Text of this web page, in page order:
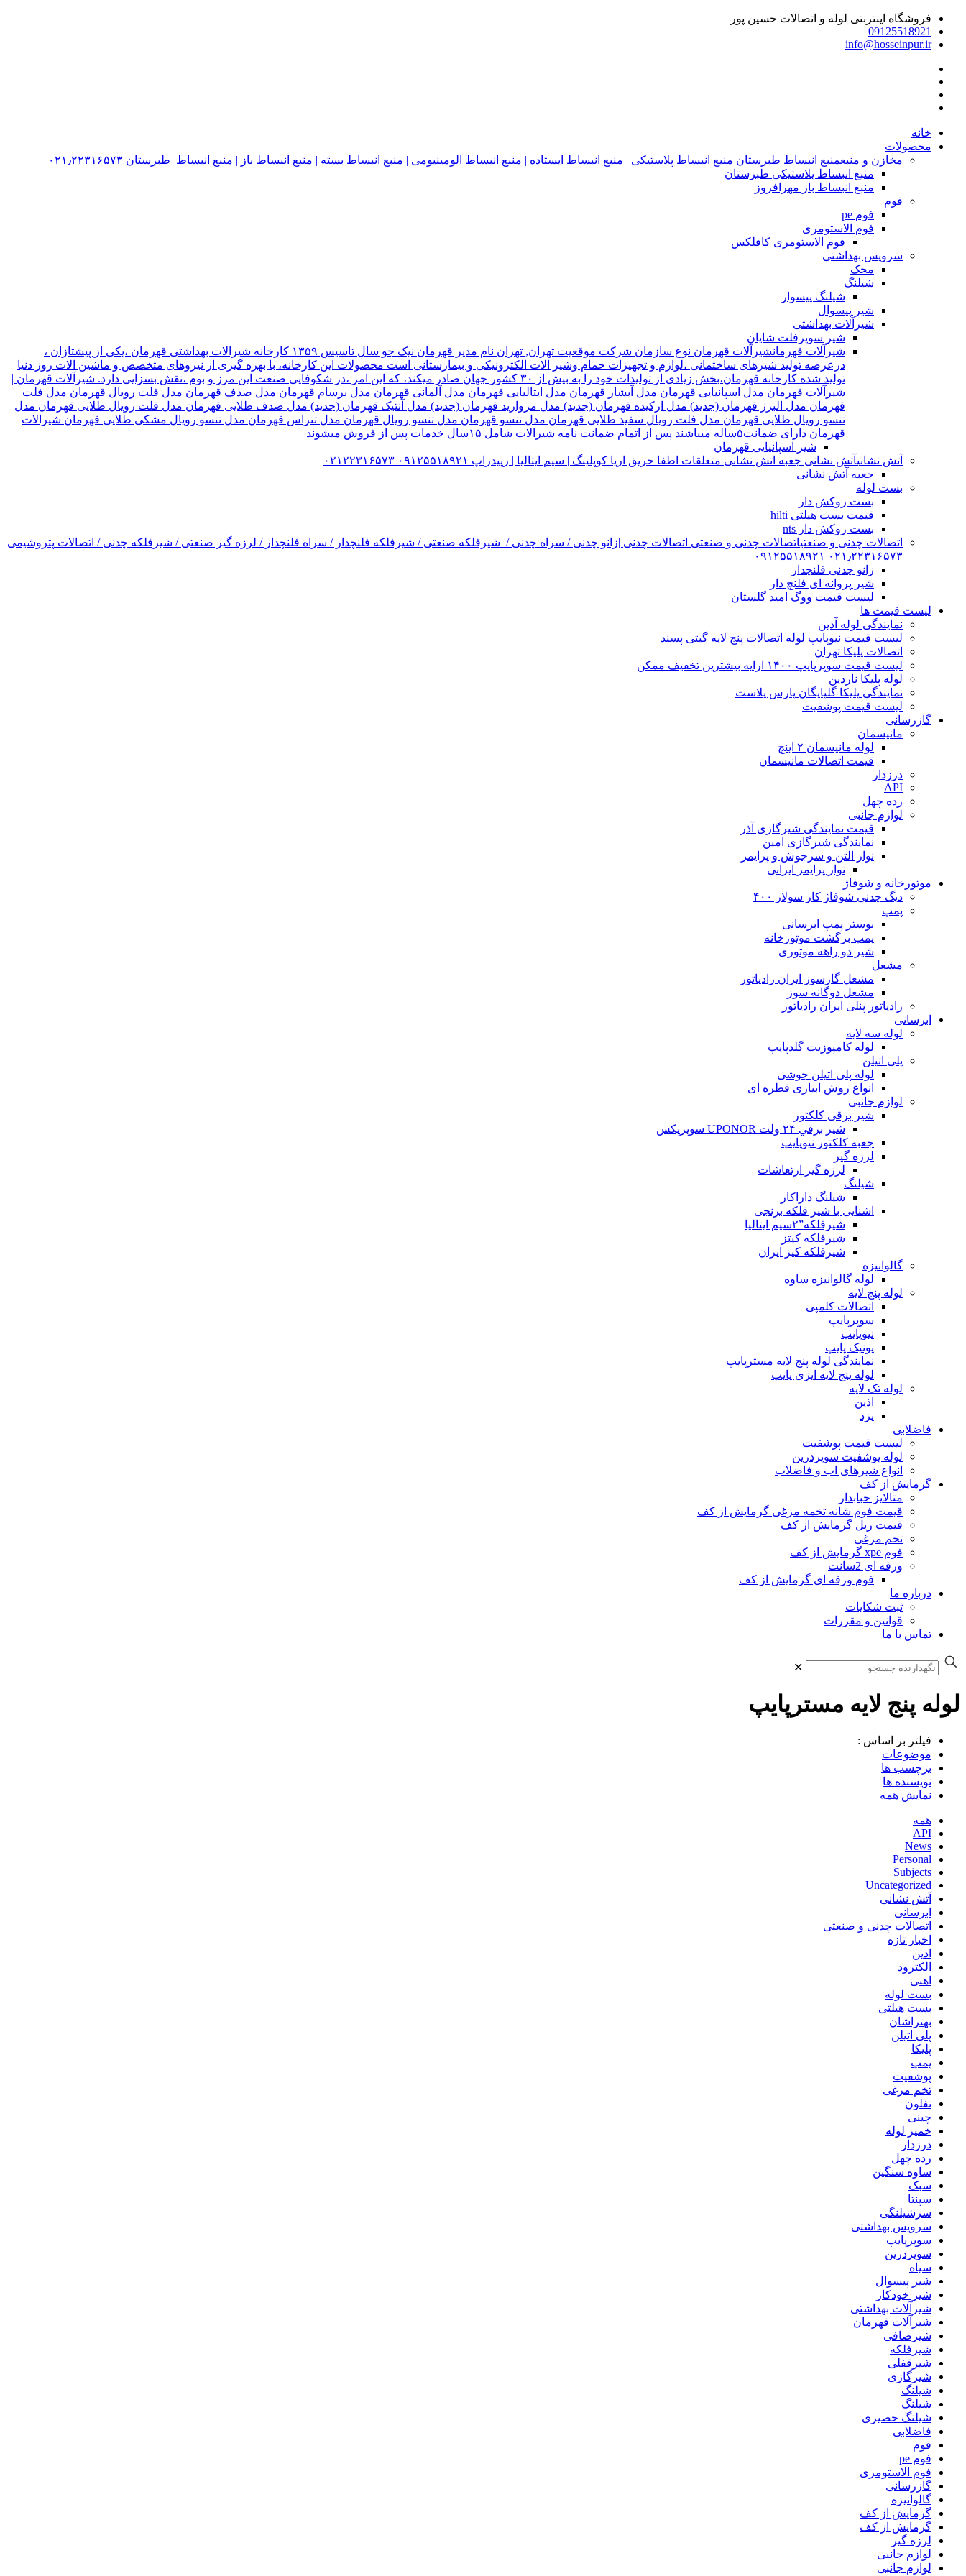
فروشگاه اینترنتی لوله و اتصالات حسین پور
09125518921
info@hosseinpur.ir
خانه
محصولات
مخازن و منبعمنبع انبساط طبرستان منبع انبساط پلاستیکی | منبع انبساط ایستاده | منبع انبساط الومینیومی | منبع انبساط بسته | منبع انبساط باز | منبع انبساط طبرستان ۰۲۱٫۲۲۳۱۶۵۷۳
منبع انبساط پلاستیکی طبرستان
منبع انبساط باز مهرافروز
فوم
فوم pe
فوم الاستومری
فوم الاستومری کافلکس
سرویس بهداشتی
محک
شیلنگ
شیلنگ پیسوار
شیر پیسوال
شیرآلات بهداشتی
شیر سوپرفلت شایان
شیرآلات قهرمان
شیرآلات قهرمان نوع سازمان شرکت موقعیت تهران, تهران نام مدیر قهرمان نیک جو سال تاسیس ۱۳۵۹ کارخانه شیرالات بهداشتی قهرمان ،یکی از پیشتازان ،
درعرصه تولید شیرهای ساختمانی ،لوازم و تجهیزات حمام وشیر الات الکترونیکی و بیمارستانی است محصولات این کارخانه، با بهره گیری از نیروهای متخصص و ماشین الات روز دنیا
تولید شده کارخانه قهرمان،بخش زیادی از تولیدات خود را به بیش از ۳۰ کشور جهان صادر میکند، که این امر ،در شکوفایی صنعت این مرز و بوم ،نقش بسزایی دارد. شیرآلات قهرمان |
شیرآلات قهرمان مدل اسپانیایی قهرمان مدل آبشار قهرمان مدل ایتالیایی قهرمان مدل آلمانی قهرمان مدل برسام قهرمان مدل صدف قهرمان مدل فلت رویال قهرمان مدل فلت
قهرمان مدل البرز قهرمان (جدید) مدل ارکیده قهرمان (جدید) مدل مروارید قهرمان (جدید) مدل آنتیک قهرمان (جدید) مدل صدف طلایی قهرمان مدل فلت رویال طلایی قهرمان مدل
تنسو رویال طلایی قهرمان مدل فلت رویال سفید طلایی قهرمان مدل تنسو قهرمان مدل تنسو رویال قهرمان مدل تتراس قهرمان مدل تنسو رویال مشکی طلایی قهرمان شیرالات
قهرمان دارای ضمانت۵ساله میباشند پس از اتمام ضمانت نامه شیرالات شامل ۱۵سال خدمات پس از فروش میشوند
شیر اسپانیایی قهرمان
آتش نشانیآتش نشانی جعبه اتش نشانی متعلقات اطفا حریق اریا کوپلینگ | سیم ایتالیا | رپیدراپ ۰۹۱۲۵۵۱۸۹۲۱ ۰۲۱۲۲۳۱۶۵۷۳
جعبه آتش نشانی
بست لوله
بست روکش دار
قیمت بست هیلتی hilti
بست روکش دار nts
اتصالات چدنی و صنعتیاتصالات چدنی و صنعتی اتصالات چدنی |زانو چدنی / سراه چدنی / شیرفلکه صنعتی / شیرفلکه فلنچدار / سراه فلنچدار / لرزه گیر صنعتی / شیرفلکه چدنی / اتصالات پتروشیمی
۰۲۱٫۲۲۳۱۶۵۷۳ ۰۹۱۲۵۵۱۸۹۲۱
زانو چدنی فلنچدار
شیر پروانه ای فلنچ دار
لیست قیمت ووگ امید گلستان
لیست قیمت ها
نمایندگی لوله آذین
لیست قیمت نیوپایپ لوله اتصالات پنج لایه گیتی پسند
اتصالات پلیکا تهران
لیست قیمت سوپرپایپ ۱۴۰۰ ارایه بیشترین تخفیف ممکن
لوله پلیکا ناردین
نمایندگی پلیکا گلپایگان پارس پلاست
لیست قیمت پوشفیت
گازرسانی
مانیسمان
لوله مانیسمان ۲ اینچ
قیمت اتصالات مانیسمان
درزدار
API
رده چهل
لوازم جانبی
قیمت نمایندگی شیرگازی آذر
نمایندگی شیرگازی امین
نوار التن و سرجوش و پرایمر
نوار پرایمر ایرانی
موتورخانه و شوفاژ
دیگ چدنی شوفاژ کار سولار ۴۰۰
پمپ
بوستر پمپ ابرسانی
پمپ برگشت موتورخانه
شیر دو راهه موتوری
مشعل
مشعل گازسوز ایران رادیاتور
مشعل دوگانه سوز
رادیاتور پنلی ایران رادیاتور
ابرسانی
لوله سه لایه
لوله کامپوزیت گلدپایپ
پلی اتیلن
لوله پلی اتیلن جوشی
انواع روش ابیاری قطره ای
لوازم جانبی
شیر برقی کلکتور
شير برقي ۲۴ ولت UPONOR سوپرپکس
جعبه کلکتور نیوپایپ
لرزه گیر
لرزه گیر ارتعاشات
شیلنگ
شیلنگ داراکار
اشنایی با شیر فلکه برنجی
شیرفلکه”۲سیم ایتالیا
شیرفلکه کیتز
شیرفلکه کیز ایران
گالوانیزه
لوله گالوانیزه ساوه
لوله پنج لایه
اتصالات کلمپی
سوپرپایپ
نیوپایپ
یونیک پایپ
نمایندگی لوله پنج لایه مسترپایپ
لوله پنج لایه ایزی پایپ
لوله تک لایه
اذین
یزد
فاضلابی
لیست قیمت پوشفیت
لوله پوشفیت سوپردرین
انواع شیرهای اب و فاضلاب
گرمایش از کف
متالایز حبابدار
قیمت فوم شانه تخمه مرغی گرمایش از کف
قیمت ریل گرمایش از کف
تخم مرغی
فوم xpe گرمایش از کف
ورقه ای 2سانت
فوم ورقه ای گرمایش از کف
درباره ما
ثبت شکایات
قوانین و مقررات
تماس با ما
✕
لوله پنج لایه مسترپایپ
فیلتر بر اساس :
موضوعات
برچسب ها
نویسنده ها
نمایش همه
همه
API
News
Personal
Subjects
Uncategorized
آتش نشانی
ابرسانی
اتصالات چدنی و صنعتی
اخبار تازه
اذین
الکترود
اهنی
بست لوله
بست هیلتی
بهتراشان
پلی اتیلن
پلیکا
پمپ
پوشفیت
تخم مرغی
تفلون
چینی
خمیر لوله
درزدار
رده چهل
ساوه سنگین
سبک
سپنتا
سرشیلنگی
سرویس بهداشتی
سوپرپایپ
سوپردرین
سیاه
شیر پیسوال
شیر خودکار
شیرآلات بهداشتی
شیرآلات قهرمان
شیرصافی
شیرفلکه
شیرقفلی
شیرگازی
شیلنگ
شیلنگ
شیلنگ حصیری
فاضلابی
فوم
فوم pe
فوم الاستومری
گازرسانی
گالوانیزه
گرمایش از کف
گرمایش از کف
لرزه گیر
لوازم جانبی
لوازم جانبی